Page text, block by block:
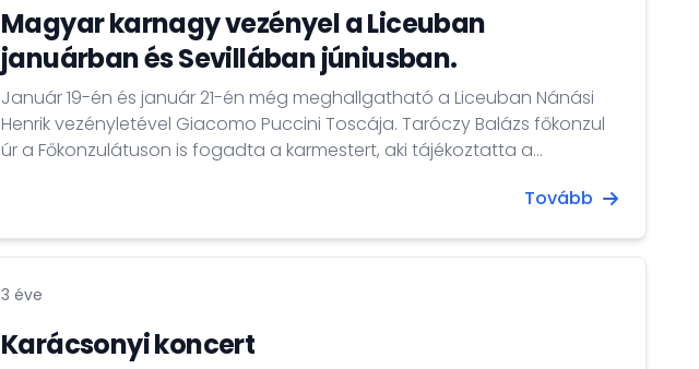
Magyar karnagy vezényel a Liceuban
januárban és Sevillában júniusban.
Január 19-én és január 21-én még meghallgatható a Liceuban Nánási
Henrik vezényletével Giacomo Puccini Toscája. Taróczy Balázs főkonzul
úr a Főkonzulátuson is fogadta a karmestert, aki tájékoztatta a
Tovább
3 éve
Karácsonyi koncert